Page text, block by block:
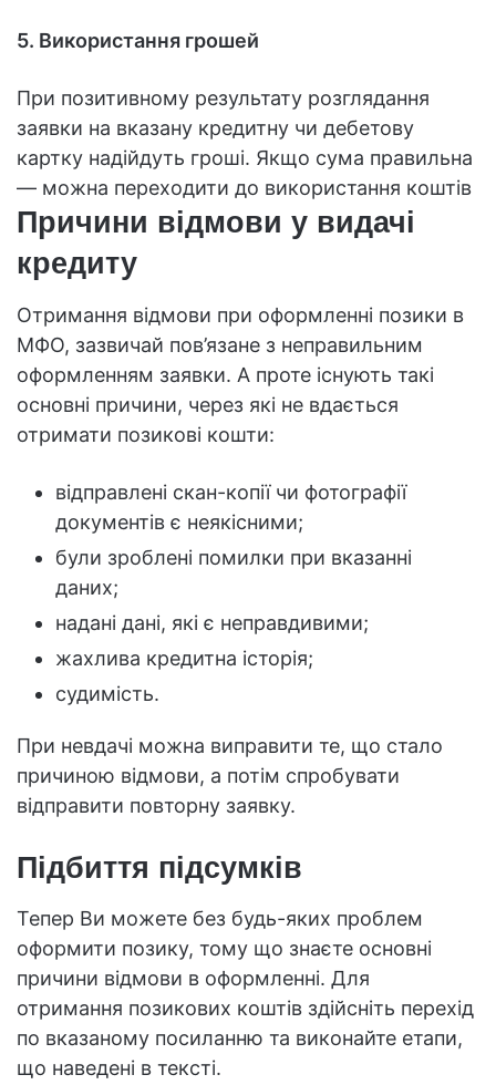
5. Використання грошей
При позитивному результату розглядання
заявки на вказану кредитну чи дебетову
картку надійдуть гроші. Якщо сума правильна
— можна переходити до використання коштів
Причини відмови у видачі
кредиту
Отримання відмови при оформленні позики в
МФО, зазвичай пов’язане з неправильним
оформленням заявки. А проте існують такі
основні причини, через які не вдається
отримати позикові кошти:
відправлені скан-копії чи фотографії
документів є неякісними;
були зроблені помилки при вказанні
даних;
надані дані, які є неправдивими;
жахлива кредитна історія;
судимість.
При невдачі можна виправити те, що стало
причиною відмови, а потім спробувати
відправити повторну заявку.
Підбиття підсумків
Тепер Ви можете без будь-яких проблем
оформити позику, тому що знаєте основні
причини відмови в оформленні. Для
отримання позикових коштів здійсніть перехід
по вказаному посиланню та виконайте етапи,
що наведені в тексті.